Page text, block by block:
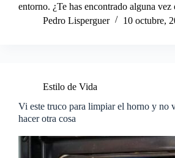
entorno. ¿Te has encontrado alguna
Pedro Lisperguer
10 octubre,
Estilo de Vida
Vi este truco para limpiar el horno y no
hacer otra cosa